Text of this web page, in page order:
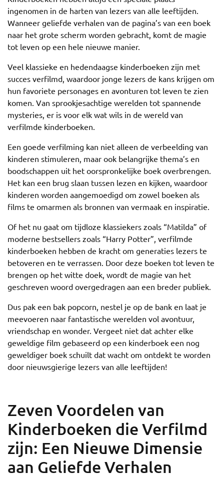
ingenomen in de harten van lezers van alle leeftijden.
Wanneer geliefde verhalen van de pagina’s van een boek
naar het grote scherm worden gebracht, komt de magie
tot leven op een hele nieuwe manier.
Veel klassieke en hedendaagse kinderboeken zijn met
succes verfilmd, waardoor jonge lezers de kans krijgen om
hun favoriete personages en avonturen tot leven te zien
komen. Van sprookjesachtige werelden tot spannende
mysteries, er is voor elk wat wils in de wereld van
verfilmde kinderboeken.
Een goede verfilming kan niet alleen de verbeelding van
kinderen stimuleren, maar ook belangrijke thema’s en
boodschappen uit het oorspronkelijke boek overbrengen.
Het kan een brug slaan tussen lezen en kijken, waardoor
kinderen worden aangemoedigd om zowel boeken als
films te omarmen als bronnen van vermaak en inspiratie.
Of het nu gaat om tijdloze klassiekers zoals “Matilda” of
moderne bestsellers zoals “Harry Potter”, verfilmde
kinderboeken hebben de kracht om generaties lezers te
betoveren en te verrassen. Door deze boeken tot leven te
brengen op het witte doek, wordt de magie van het
geschreven woord overgedragen aan een breder publiek.
Dus pak een bak popcorn, nestel je op de bank en laat je
meevoeren naar fantastische werelden vol avontuur,
vriendschap en wonder. Vergeet niet dat achter elke
geweldige film gebaseerd op een kinderboek een nog
geweldiger boek schuilt dat wacht om ontdekt te worden
door nieuwsgierige lezers van alle leeftijden!
Zeven Voordelen van
Kinderboeken die Verfilmd
zijn: Een Nieuwe Dimensie
aan Geliefde Verhalen